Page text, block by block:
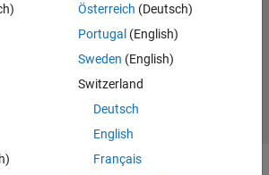
Österreich (Deutsch)
Portugal (English)
Sweden (English)
Switzerland
Deutsch
English
Français
dell'applicazione
Contatti
Inc.